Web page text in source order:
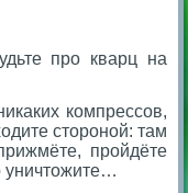
про кварц на
компрессов,
стороной: там
пройдёте
уничтожите…